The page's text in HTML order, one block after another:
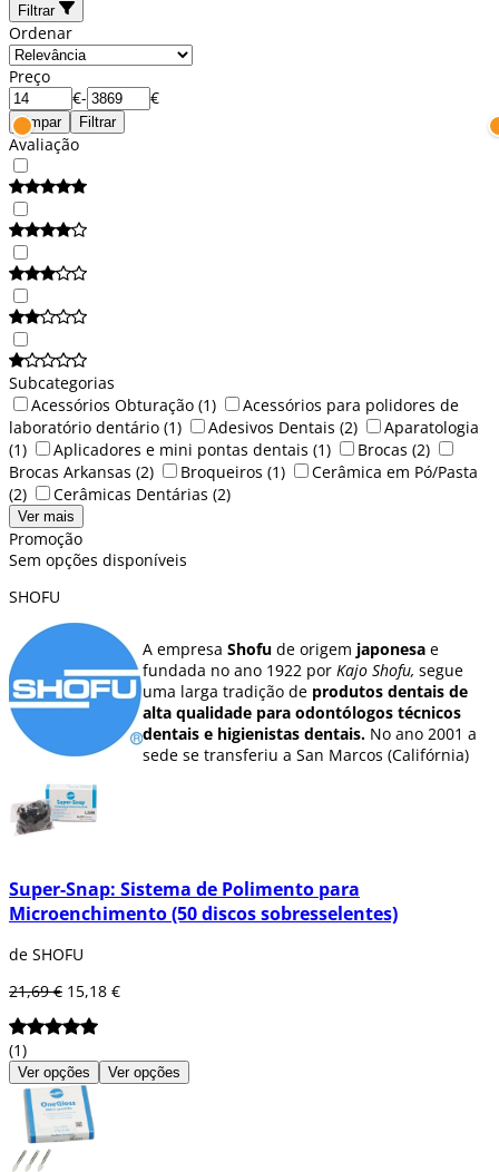
Filtrar
Ordenar
Preço
€- €
Limpar Filtrar
Avaliação
Subcategorias
Acessórios Obturação (1)
Acessórios para polidores de
laboratório dentário (1) Adesivos Dentais (2)
Aparatologia
(1)
Aplicadores e mini pontas dentais (1) Brocas (2)
Brocas Arkansas (2) Broqueiros (1)
Cerâmica em Pó/Pasta
(2)
Cerâmicas Dentárias (2)
Ver mais
Promoção
Sem opções disponíveis
SHOFU
A empresa Shofu de origem japonesa e
fundada no ano 1922 por Kajo Shofu, segue
uma larga tradição de produtos dentais de
alta qualidade para odontólogos técnicos
dentais e higienistas dentais. No ano 2001 a
sede se transferiu a San Marcos (Califórnia)
Polidores e abrasivos:Líder na indústria
de qualidade permite garantir abrasivos
dando resultados óptimos no
Super-Snap: Sistema de Polimento para
Microenchimento (50 discos sobresselentes)
de SHOFU
21,69 € 15,18 €
(1)
Ver opções Ver opções